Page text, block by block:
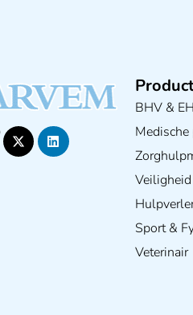
BHV &
Sport &
Veterinair